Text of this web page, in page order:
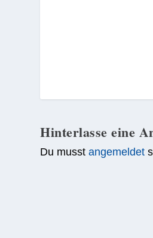
Hinterlasse eine
Du musstangemeldet